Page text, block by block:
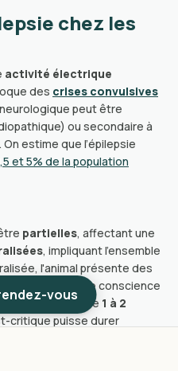
vous
chez les
activité électrique
des crises convulsives
peut être
ou secondaire à
estime que l’épilepsie
et 5% de la population
partielles, affectant une
, impliquant l'ensemble
l'animal présente des
perte de conscience
moyenne est de 1 à 2
critique puisse durer